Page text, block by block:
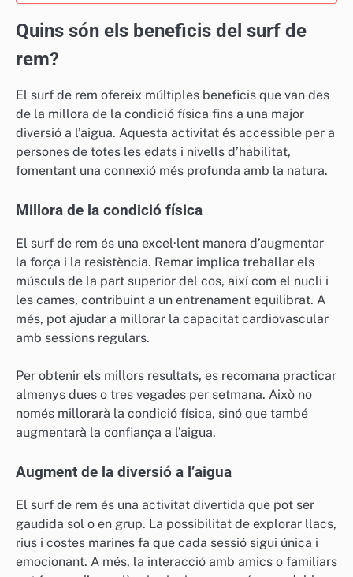
Quins són els beneficis del surf de
rem?
El surf de rem ofereix múltiples beneficis que van des
de la millora de la condició física fins a una major
diversió a l’aigua. Aquesta activitat és accessible per a
persones de totes les edats i nivells d’habilitat,
fomentant una connexió més profunda amb la natura.
Millora de la condició física
El surf de rem és una excel·lent manera d’augmentar
la força i la resistència. Remar implica treballar els
músculs de la part superior del cos, així com el nucli i
les cames, contribuint a un entrenament equilibrat. A
més, pot ajudar a millorar la capacitat cardiovascular
amb sessions regulars.
Per obtenir els millors resultats, es recomana practicar
almenys dues o tres vegades per setmana. Això no
només millorarà la condició física, sinó que també
augmentarà la confiança a l’aigua.
Augment de la diversió a l’aigua
El surf de rem és una activitat divertida que pot ser
gaudida sol o en grup. La possibilitat de explorar llacs,
rius i costes marines fa que cada sessió sigui única i
emocionant. A més, la interacció amb amics o familiars